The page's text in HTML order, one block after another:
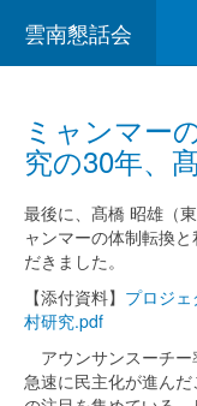
雲南懇話会
ミャンマー
究の30年、
最後に、髙橋 昭雄（
ャンマーの体制転換
だきました。
【添付資料】 プロジ
村研究.pdf
アウンサンスーチー
急速に民主化が進ん